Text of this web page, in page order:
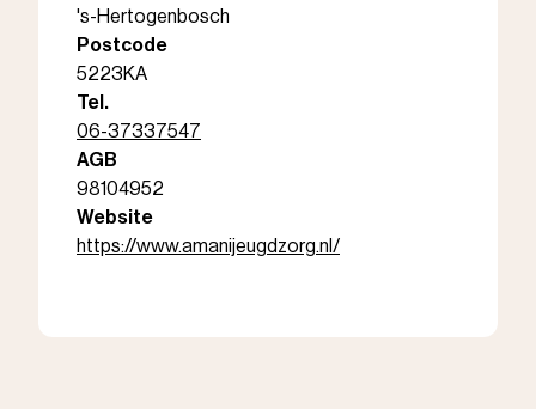
's-Hertogenbosch
Postcode
5223KA
Tel.
06-37337547
AGB
98104952
Website
https://www.amanijeugdzorg.nl/